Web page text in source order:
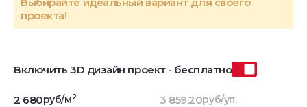
проекта!
Включить 3D дизайн проект - бесплатно
2 680руб/м2 3 859,20руб/уп.